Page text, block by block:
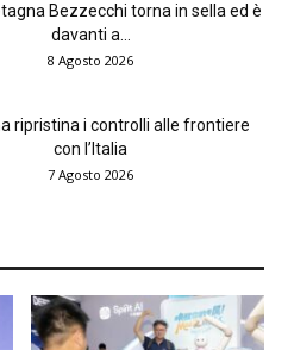
Bezzecchi torna in sella ed è
davanti a...
8 Agosto 2026
ripristina i controlli alle frontiere
con l’Italia
7 Agosto 2026